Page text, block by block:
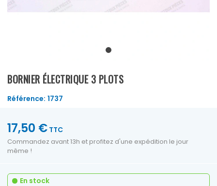
BORNIER ÉLECTRIQUE 3 PLOTS
Référence: 1737
17,50 € TTC
Commandez avant 13h et profitez d'une expédition le jour
même !
En stock